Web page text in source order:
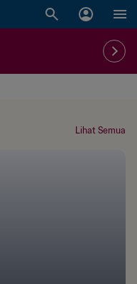
Lihat Semua